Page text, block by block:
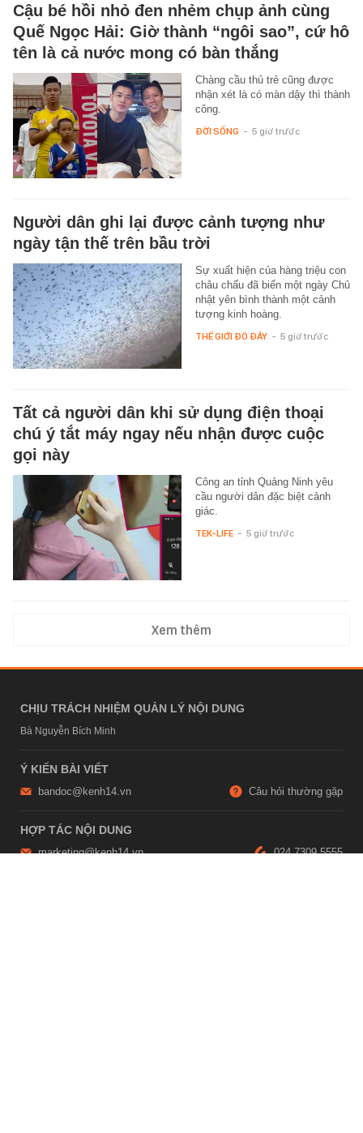
Cậu bé hồi nhỏ đen nhẻm chụp ảnh cùng
Quế Ngọc Hải: Giờ thành “ngôi sao”, cứ hô
tên là cả nước mong có bàn thắng
Chàng cầu thủ trẻ cũng được
nhận xét là có màn dậy thì thành
công.
ĐỜI SỐNG - 5 giờ trước
Người dân ghi lại được cảnh tượng như
ngày tận thế trên bầu trời
Sự xuất hiện của hàng triệu con
châu chấu đã biến một ngày Chủ
nhật yên bình thành một cảnh
tượng kinh hoàng.
THẾ GIỚI ĐÓ ĐÂY - 5 giờ trước
Tất cả người dân khi sử dụng điện thoại
chú ý tắt máy ngay nếu nhận được cuộc
gọi này
Công an tỉnh Quảng Ninh yêu
cầu người dân đặc biệt cảnh
giác.
TEK-LIFE - 5 giờ trước
Xem thêm
CHỊU TRÁCH NHIỆM QUẢN LÝ NỘI DUNG
Bà Nguyễn Bích Minh
Ý KIẾN BÀI VIẾT
bandoc@kenh14.vn Câu hỏi thường gặp
HỢP TÁC NỘI DUNG
marketing@kenh14.vn 024 7309 5555